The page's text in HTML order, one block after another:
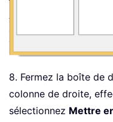
8. Fermez la boîte de
colonne de droite,
sélectionnez Mettre